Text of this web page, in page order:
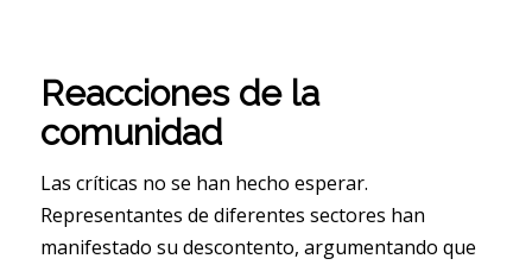
Reacciones de la
comunidad
Las críticas no se han hecho esperar.
Representantes de diferentes sectores han
manifestado su descontento, argumentando que